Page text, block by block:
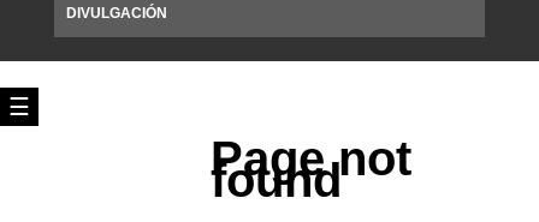
☰
DIVULGACIÓN
Page not
found